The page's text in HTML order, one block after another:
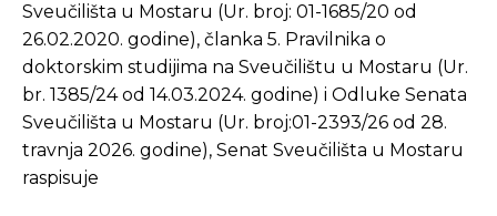
Sveučilišta u Mostaru (Ur. broj: 01-1685/20 od
26.02.2020. godine), članka 5. Pravilnika o
doktorskim studijima na Sveučilištu u Mostaru (Ur.
br. 1385/24 od 14.03.2024. godine) i Odluke Senata
Sveučilišta u Mostaru (Ur. broj:01-2393/26 od 28.
travnja 2026. godine), Senat Sveučilišta u Mostaru
raspisuje